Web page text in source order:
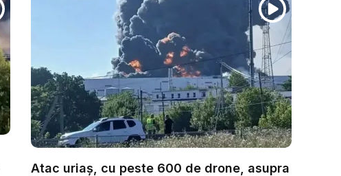
Atac uriaș, cu peste 600 de drone, asupra